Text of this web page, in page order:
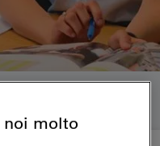
noi molto